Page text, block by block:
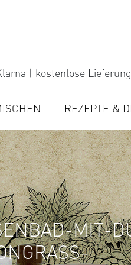
| kostenlose
REZEPTE &
MIT-